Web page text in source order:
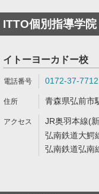
ITTO個別指導学院
イトーヨーカドー校
0172-37-7712
青森県弘前市
JR奥羽本線(
弘南鉄道大鰐
弘南鉄道弘南